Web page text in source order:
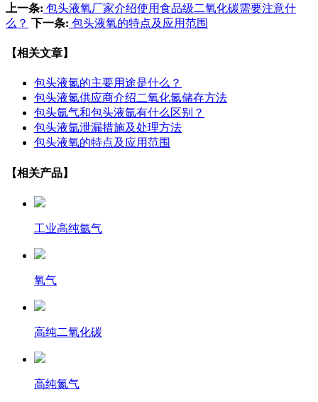
上一条: 包头液氧厂家介绍使用食品级二氧化碳需要注意什
么？ 下一条: 包头液氧的特点及应用范围
【相关文章】
包头液氮的主要用途是什么？
包头液氮供应商介绍二氧化氮储存方法
包头氩气和包头液氩有什么区别？
包头液氩泄漏措施及处理方法
包头液氧的特点及应用范围
【相关产品】
工业高纯氩气
氧气
高纯二氧化碳
高纯氮气